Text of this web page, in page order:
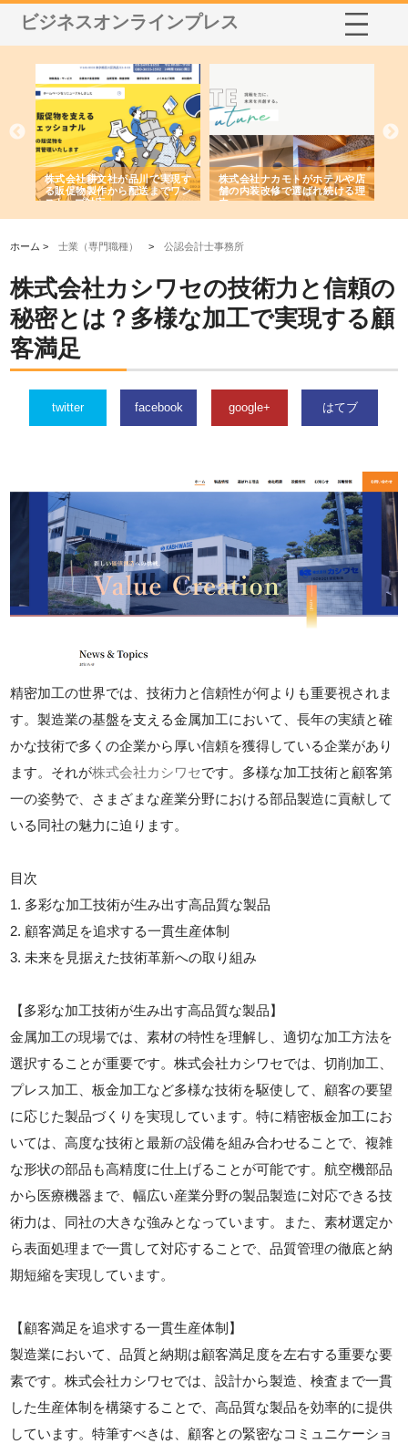
ビジネスオンラインプレス
株式会社耕文社が品川で実現す
る販促物製作から配送までワン
ストップ対応
株式会社ナカモトがホテルや店
舗の内装改修で選ばれ続ける理
由
ホーム >士業（専門職種） >公認会計士事務所
株式会社カシワセの技術力と信頼の
秘密とは？多様な加工で実現する顧
客満足
twitter facebook google+ はてブ
精密加工の世界では、技術力と信頼性が何よりも重要視されま
す。製造業の基盤を支える金属加工において、長年の実績と確
かな技術で多くの企業から厚い信頼を獲得している企業があり
ます。それが株式会社カシワセです。多様な加工技術と顧客第
一の姿勢で、さまざまな産業分野における部品製造に貢献して
いる同社の魅力に迫ります。
目次
1. 多彩な加工技術が生み出す高品質な製品
2. 顧客満足を追求する一貫生産体制
3. 未来を見据えた技術革新への取り組み
【多彩な加工技術が生み出す高品質な製品】
金属加工の現場では、素材の特性を理解し、適切な加工方法を
選択することが重要です。株式会社カシワセでは、切削加工、
プレス加工、板金加工など多様な技術を駆使して、顧客の要望
に応じた製品づくりを実現しています。特に精密板金加工にお
いては、高度な技術と最新の設備を組み合わせることで、複雑
な形状の部品も高精度に仕上げることが可能です。航空機部品
から医療機器まで、幅広い産業分野の製品製造に対応できる技
術力は、同社の大きな強みとなっています。また、素材選定か
ら表面処理まで一貫して対応することで、品質管理の徹底と納
期短縮を実現しています。
【顧客満足を追求する一貫生産体制】
製造業において、品質と納期は顧客満足度を左右する重要な要
素です。株式会社カシワセでは、設計から製造、検査まで一貫
した生産体制を構築することで、高品質な製品を効率的に提供
しています。特筆すべきは、顧客との緊密なコミュニケーショ